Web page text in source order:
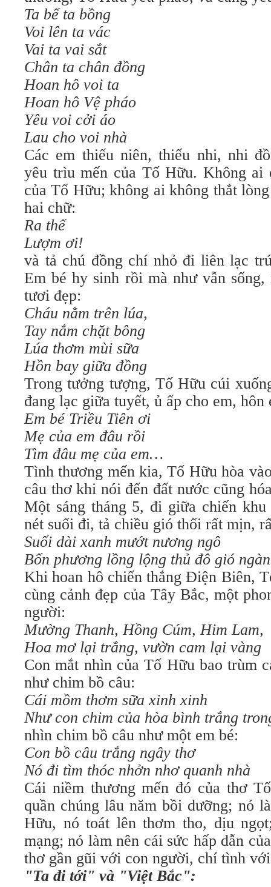
Ta bế ta bồng
Voi lên ta vác
Vai ta vai sắt
Chân ta chân đồng
Hoan hô voi ta
Hoan hô Vệ pháo
Yêu voi cởi áo
Lau cho voi nhà
Các em thiếu niên, thiếu nhi, nhi
yêu trìu mến của Tố Hữu. Không ai
của Tố Hữu; không ai không thắt
hai chữ:
Ra thế
Lượm ơi!
và tả chú đồng chí nhỏ đi liên lạc
Em bé hy sinh rồi mà như vẫn
tươi đẹp:
Cháu nằm trên lúa,
Tay nắm chặt bông
Lúa thơm mùi sữa
Hồn bay giữa đồng
Trong tưởng tượng, Tố Hữu cúi
đang lạc giữa tuyết, ủ ấp cho em, hôn
Em bé Triều Tiên ơi
Mẹ của em đâu rồi
Tìm đâu mẹ của em…
Tình thương mến kia, Tố Hữu hòa
câu thơ khi nói đến đất nước cũng
Một sáng tháng 5, đi giữa chiến
nét suối đi, tả chiều gió thổi rất mịn,
Suối dài xanh mướt nương ngô
Bốn phương lồng lộng thủ đô gió ngàn
Khi hoan hô chiến thắng Ðiện Biên,
cùng cảnh đẹp của Tây Bắc, một
người:
Mường Thanh, Hồng Cúm, Him Lam,
Hoa mơ lại trắng, vườn cam lại vàng
Con mắt nhìn của Tố Hữu bao trùm
như chim bồ câu:
Cái mồm thơm sữa xinh xinh
Như con chim của hòa bình trắng
nhìn chim bồ câu như một em bé:
Con bồ câu trắng ngây thơ
Nó đi tìm thóc nhởn nhơ quanh nhà
Cái niềm thương mến đó của thơ
quần chúng lâu năm bồi dưỡng; nó
Hữu, nó toát lên thơm tho, dịu
mạng; nó làm nên cái sức hấp dẫn
thơ gần gũi với con người, chí tình
"Ta đi tới" và "Việt Bắc":